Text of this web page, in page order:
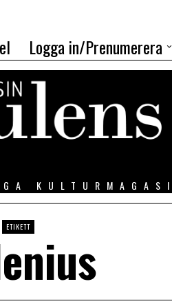
Logga in/Prenumerera
ETIKETT